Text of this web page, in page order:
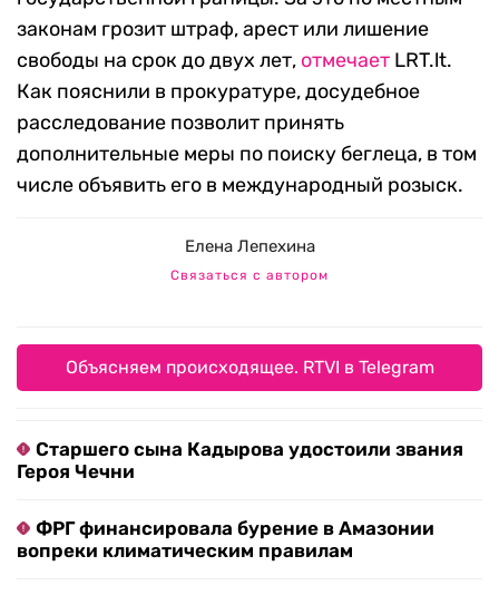
законам грозит штраф, арест или лишение
свободы на срок до двух лет, отмечает LRT.lt.
Как пояснили в прокуратуре, досудебное
расследование позволит принять
дополнительные меры по поиску беглеца, в том
числе объявить его в международный розыск.
Елена Лепехина
Связаться с автором
Объясняем происходящее. RTVI в Telegram
Старшего сына Кадырова удостоили звания
Героя Чечни
ФРГ финансировала бурение в Амазонии
вопреки климатическим правилам